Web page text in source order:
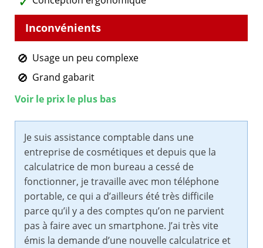
Usage un peu complexe
Grand gabarit
Voir le prix le plus bas
Je suis assistance comptable dans une
entreprise de cosmétiques et depuis que la
calculatrice de mon bureau a cessé de
fonctionner, je travaille avec mon téléphone
portable, ce qui a d’ailleurs été très difficile
parce qu’il y a des comptes qu’on ne parvient
pas à faire avec un smartphone. J’ai très vite
émis la demande d’une nouvelle calculatrice et